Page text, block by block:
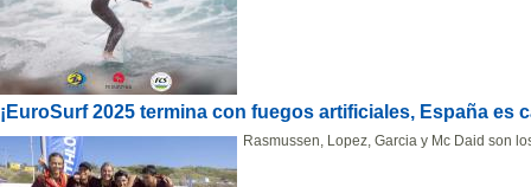
¡EuroSurf 2025 termina con fuegos artificiales, España es
Rasmussen, Lopez, Garcia y Mc Daid son